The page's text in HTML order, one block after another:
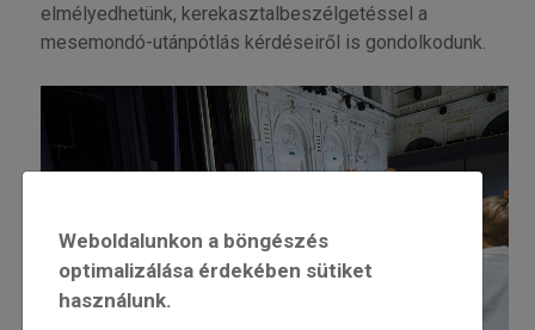
elmélyedhetünk, kerekasztalbeszélgetéssel a
mesemondó-utánpótlás kérdéseiről is gondolkodunk.
Weboldalunkon a böngészés
optimalizálása érdekében sütiket
használunk.